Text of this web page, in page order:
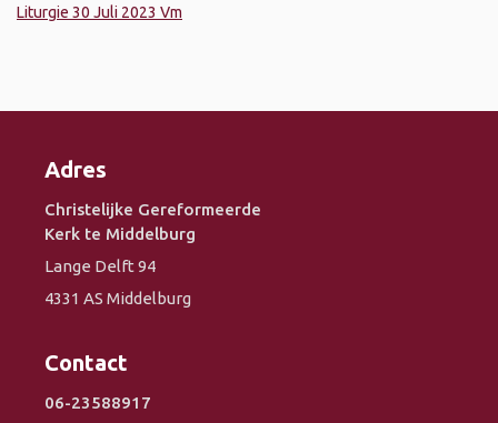
Liturgie 30 Juli 2023 Vm
Adres
Christelijke Gereformeerde
Kerk te Middelburg
Lange Delft 94
4331 AS Middelburg
Contact
06-23588917